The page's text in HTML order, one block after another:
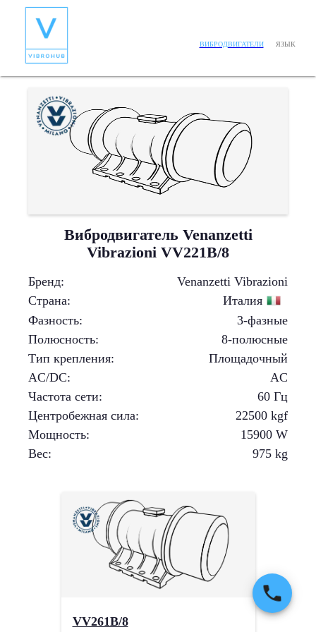
ВИБРОДВИГАТЕЛИ ЯЗЫК
Вибродвигатель Venanzetti
Vibrazioni VV221B/8
Бренд:
Venanzetti Vibrazioni
Страна:
Италия
Фазность:
3-фазные
Полюсность:
8-полюсные
Тип крепления:
Площадочный
AC/DC:
AC
Частота сети:
60 Гц
Центробежная сила: 22500 kgf
Мощность: 15900 W
Вес: 975 kg
VV261B/8